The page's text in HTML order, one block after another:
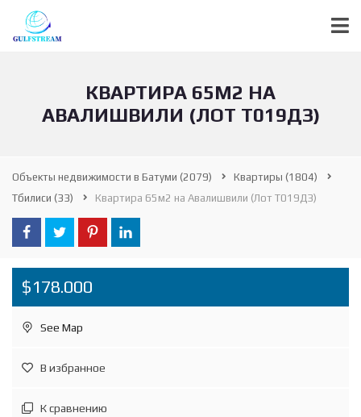
КВАРТИРА 65М2 НА
АВАЛИШВИЛИ (ЛОТ Т019ДЗ)
Объекты недвижимости в Батуми (2079) Квартиры (1804)
Tбилиси (33) Квартира 65м2 на Авалишвили (Лот Т019ДЗ)
$178.000
See Map
В избранное
К сравнению